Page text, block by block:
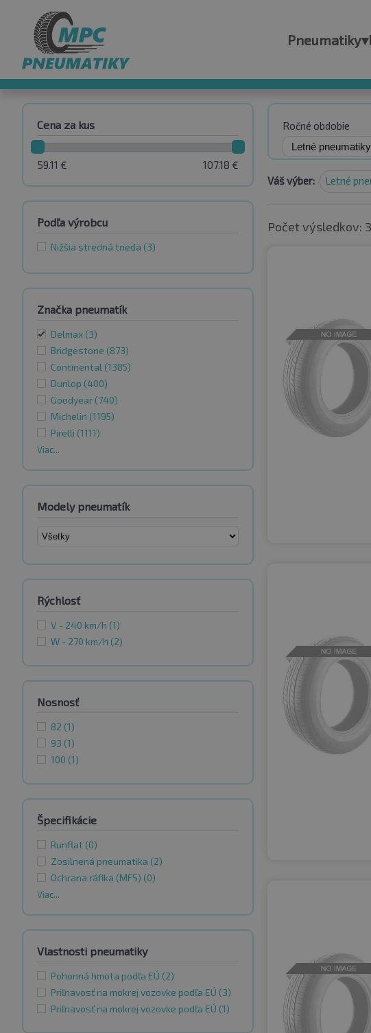
Pneumatiky▾
Cena za kus
107.18 €
59.11 €
Podľa výrobcu
Nižšia stredná trieda (3)
Značka pneumatík
Delmax (3)
Bridgestone (873)
Continental (1385)
Dunlop (400)
Goodyear (740)
Michelin (1195)
Pirelli (1111)
Viac...
Modely pneumatík
Rýchlosť
V - 240 km/h (1)
W - 270 km/h (2)
Nosnosť
82 (1)
93 (1)
100 (1)
Špecifikácie
Runflat (0)
Zosilnená pneumatika (2)
Ochrana ráfika (MFS) (0)
Viac...
Vlastnosti pneumatiky
Pohonná hmota podľa EÚ (2)
Priľnavosť na mokrej vozovke podľa EÚ (3)
Priľnavosť na mokrej vozovke podľa EÚ (1)
Ročné obdobie
Váš výber: Letné
Počet výsledkov: 3